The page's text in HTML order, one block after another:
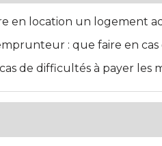
en location un logement
: que faire en
de difficultés à payer les